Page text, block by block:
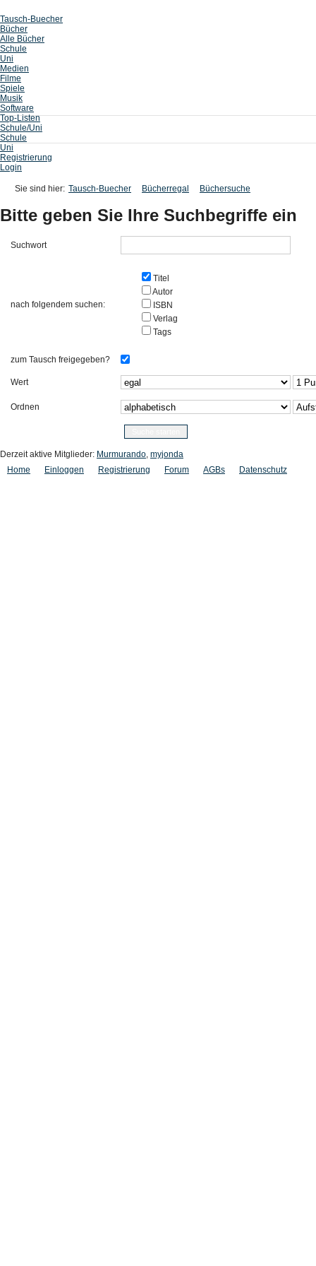
Tausch-Buecher
Bücher
Alle Bücher
Schule
Uni
Medien
Filme
Spiele
Musik
Software
Top-Listen
Schule/Uni
Schule
Uni
Registrierung
Login
Sie sind hier: Tausch-Buecher Bücherregal Büchersuche
Bitte geben Sie Ihre Suchbegriffe ein
Suchwort
nach folgendem suchen:
Titel
Autor
ISBN
Verlag
Tags
zum Tausch freigegeben?
Wert
Ordnen
Derzeit aktive Mitglieder: Murmurando, myjonda
Home
Einloggen Registrierung Forum AGBs Datenschutz